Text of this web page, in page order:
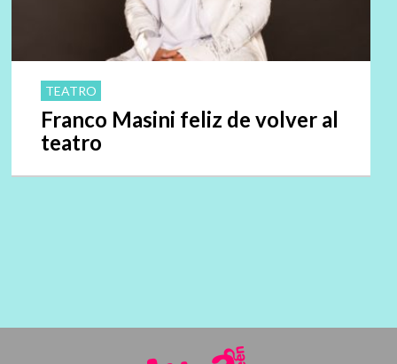
TEATRO
Franco Masini feliz de volver al
teatro